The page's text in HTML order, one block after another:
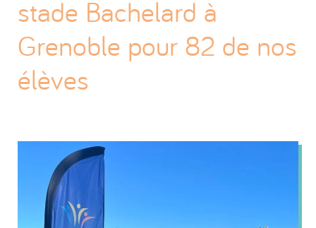
stade Bachelard à
Grenoble pour 82 de nos
élèves